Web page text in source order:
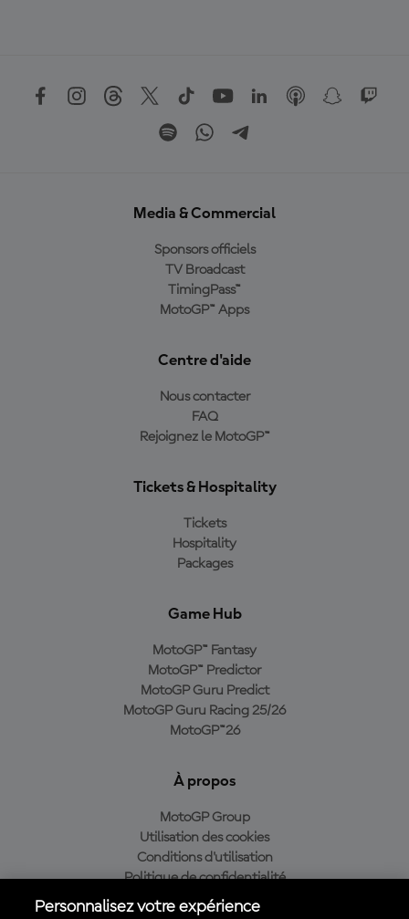
Media & Commercial
Sponsors officiels
TV Broadcast
TimingPass™
MotoGP™ Apps
Centre d'aide
Nous contacter
FAQ
Rejoignez le MotoGP™
Tickets & Hospitality
Tickets
Hospitality
Packages
Game Hub
MotoGP™ Fantasy
MotoGP™ Predictor
MotoGP Guru Predict
MotoGP Guru Racing 25/26
MotoGP™26
À propos
MotoGP Group
Utilisation des cookies
Conditions d'utilisation
Politique de confidentialité
Politique d’achat
Personnalisez votre expérience